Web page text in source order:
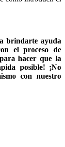
brindarte ayuda
el proceso de
hacer que la
posible! ¡No
con nuestro